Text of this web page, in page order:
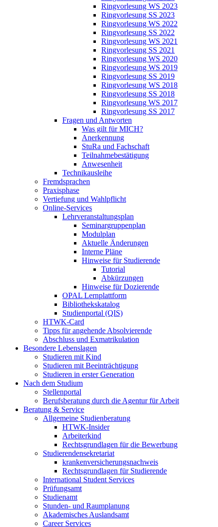
Ringvorlesung WS 2023
Ringvorlesung SS 2023
Ringvorlesung WS 2022
Ringvorlesung SS 2022
Ringvorlesung WS 2021
Ringvorlesung SS 2021
Ringvorlesung WS 2020
Ringvorlesung WS 2019
Ringvorlesung SS 2019
Ringvorlesung WS 2018
Ringvorlesung SS 2018
Ringvorlesung WS 2017
Ringvorlesung SS 2017
Fragen und Antworten
Was gilt für MICH?
Anerkennung
StuRa und Fachschaft
Teilnahmebestätigung
Anwesenheit
Technikausleihe
Fremdsprachen
Praxisphase
Vertiefung und Wahlpflicht
Online-Services
Lehrveranstaltungsplan
Seminargruppenplan
Modulplan
Aktuelle Änderungen
Interne Pläne
Hinweise für Studierende
Tutorial
Abkürzungen
Hinweise für Dozierende
OPAL Lernplattform
Bibliothekskatalog
Studienportal (QIS)
HTWK-Card
Tipps für angehende Absolvierende
Abschluss und Exmatrikulation
Besondere Lebenslagen
Studieren mit Kind
Studieren mit Beeinträchtigung
Studieren in erster Generation
Nach dem Studium
Stellenportal
Berufsberatung durch die Agentur für Arbeit
Beratung & Service
Allgemeine Studienberatung
HTWK-Insider
Arbeiterkind
Rechtsgrundlagen für die Bewerbung
Studierendensekretariat
krankenversicherungsnachweis
Rechtsgrundlagen für Studierende
International Student Services
Prüfungsamt
Studienamt
Stunden- und Raumplanung
Akademisches Auslandsamt
Career Services